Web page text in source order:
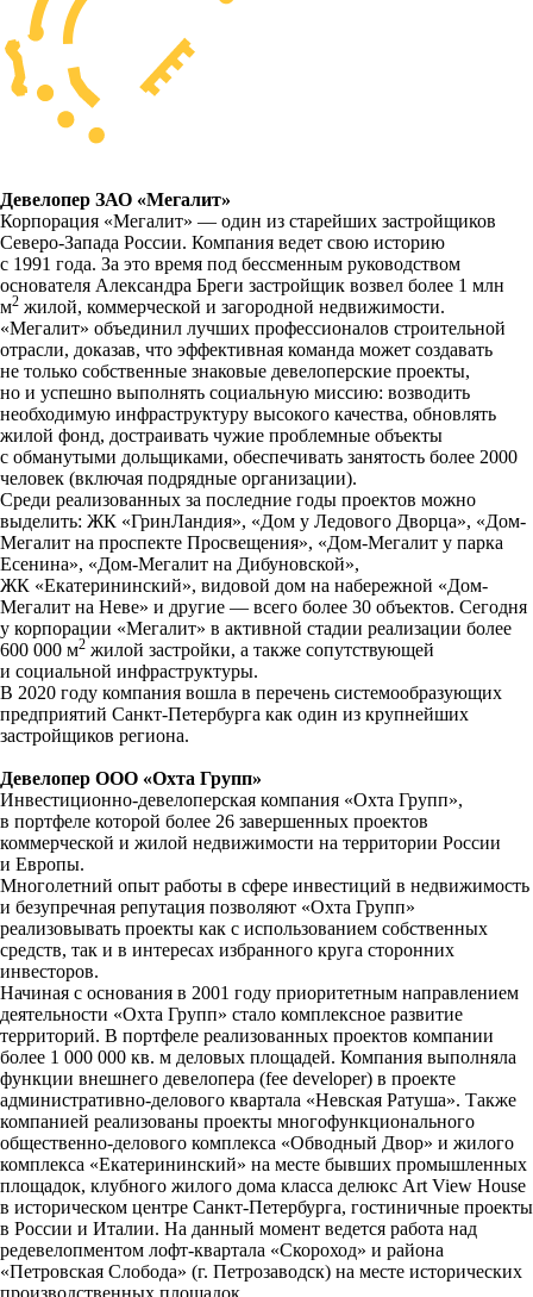
Девелопер ЗАО «Мегалит»
Корпорация «Мегалит» — один из старейших застройщиков
Северо-Запада России. Компания ведет свою историю
с 1991 года. За это время под бессменным руководством
основателя Александра Бреги застройщик возвел более 1 млн
м2 жилой, коммерческой и загородной недвижимости.
«Мегалит» объединил лучших профессионалов строительной
отрасли, доказав, что эффективная команда может создавать
не только собственные знаковые девелоперские проекты,
но и успешно выполнять социальную миссию: возводить
необходимую инфраструктуру высокого качества, обновлять
жилой фонд, достраивать чужие проблемные объекты
с обманутыми дольщиками, обеспечивать занятость более 2000
человек (включая подрядные организации).
Среди реализованных за последние годы проектов можно
выделить: ЖК «ГринЛандия», «Дом у Ледового Дворца», «Дом-
Мегалит на проспекте Просвещения», «Дом-Мегалит у парка
Есенина», «Дом-Мегалит на Дибуновской»,
ЖК «Екатерининский», видовой дом на набережной «Дом-
Мегалит на Неве» и другие — всего более 30 объектов. Сегодня
у корпорации «Мегалит» в активной стадии реализации более
600 000 м2 жилой застройки, а также сопутствующей
и социальной инфраструктуры.
В 2020 году компания вошла в перечень системообразующих
предприятий Санкт-Петербурга как один из крупнейших
застройщиков региона.
Девелопер ООО «Охта Групп»
Инвестиционно-девелоперская компания «Охта Групп»,
в портфеле которой более 26 завершенных проектов
коммерческой и жилой недвижимости на территории России
и Европы.
Многолетний опыт работы в сфере инвестиций в недвижимость
и безупречная репутация позволяют «Охта Групп»
реализовывать проекты как с использованием собственных
средств, так и в интересах избранного круга сторонних
инвесторов.
Начиная с основания в 2001 году приоритетным направлением
деятельности «Охта Групп» стало комплексное развитие
территорий. В портфеле реализованных проектов компании
более 1 000 000 кв. м деловых площадей. Компания выполняла
функции внешнего девелопера (fee developer) в проекте
административно-делового квартала «Невская Ратуша». Также
компанией реализованы проекты многофункционального
общественно-делового комплекса «Обводный Двор» и жилого
комплекса «Екатерининский» на месте бывших промышленных
площадок, клубного жилого дома класса делюкс Art View House
в историческом центре Санкт-Петербурга, гостиничные проекты
в России и Италии. На данный момент ведется работа над
редевелопментом лофт-квартала «Скороход» и района
«Петровская Слобода» (г. Петрозаводск) на месте исторических
производственных площадок.